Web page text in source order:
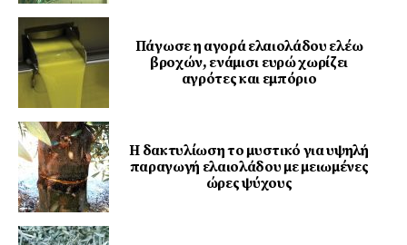
Πάγωσε η αγορά ελαιολάδου ελέω
βροχών, ενάμισι ευρώ χωρίζει
αγρότες και εμπόριο
Η δακτυλίωση το μυστικό για υψηλή
παραγωγή ελαιολάδου με μειωμένες
ώρες ψύχους